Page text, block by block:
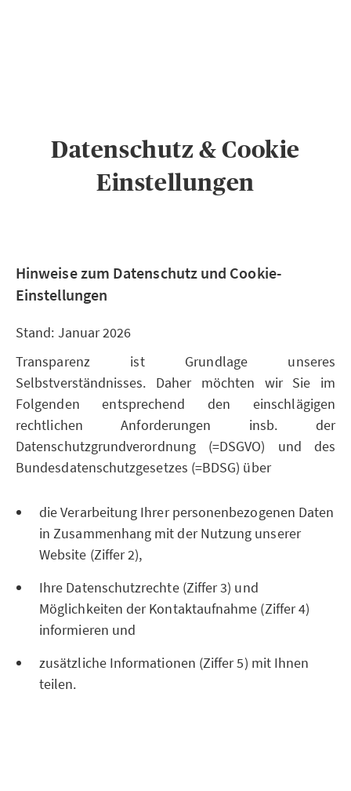
Datenschutz & Cookie
Einstellungen
Hinweise zum Datenschutz und Cookie-
Einstellungen
Stand: Januar 2026
Transparenz ist Grundlage unseres
Selbstverständnisses. Daher möchten wir Sie im
Folgenden entsprechend den einschlägigen
rechtlichen Anforderungen insb. der
Datenschutzgrundverordnung (=DSGVO) und des
Bundesdatenschutzgesetzes (=BDSG) über
die Verarbeitung Ihrer personenbezogenen Daten
in Zusammenhang mit der Nutzung unserer
Website (Ziffer 2),
Ihre Datenschutzrechte (Ziffer 3) und
Möglichkeiten der Kontaktaufnahme (Ziffer 4)
informieren und
zusätzliche Informationen (Ziffer 5) mit Ihnen
teilen.